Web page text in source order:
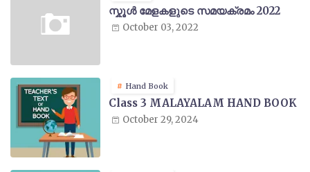
സ്കൂൾ മേളകളുടെ സമയക്രമം 2022
October 03, 2022
Hand Book
Class 3 MALAYALAM HAND BOOK
October 29, 2024